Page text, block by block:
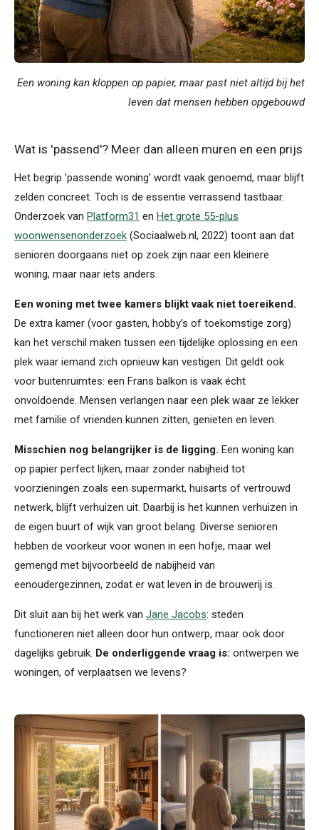
Een woning kan kloppen op papier, maar past niet altijd bij het
leven dat mensen hebben opgebouwd
Wat is 'passend'? Meer dan alleen muren en een prijs
Het begrip 'passende woning' wordt vaak genoemd, maar blijft
zelden concreet. Toch is de essentie verrassend tastbaar.
Onderzoek van Platform31 en Het grote 55-plus
woonwensenonderzoek (Sociaalweb.nl, 2022) toont aan dat
senioren doorgaans niet op zoek zijn naar een kleinere
woning, maar naar iets anders.
Een woning met twee kamers blijkt vaak niet toereikend.
De extra kamer (voor gasten, hobby’s of toekomstige zorg)
kan het verschil maken tussen een tijdelijke oplossing en een
plek waar iemand zich opnieuw kan vestigen. Dit geldt ook
voor buitenruimtes: een Frans balkon is vaak écht
onvoldoende. Mensen verlangen naar een plek waar ze lekker
met familie of vrienden kunnen zitten, genieten en leven.
Misschien nog belangrijker is de ligging. Een woning kan
op papier perfect lijken, maar zonder nabijheid tot
voorzieningen zoals een supermarkt, huisarts of vertrouwd
netwerk, blijft verhuizen uit. Daarbij is het kunnen verhuizen in
de eigen buurt of wijk van groot belang. Diverse senioren
hebben de voorkeur voor wonen in een hofje, maar wel
gemengd met bijvoorbeeld de nabijheid van
eenoudergezinnen, zodat er wat leven in de brouwerij is.
Dit sluit aan bij het werk van Jane Jacobs: steden
functioneren niet alleen door hun ontwerp, maar ook door
dagelijks gebruik. De onderliggende vraag is: ontwerpen we
woningen, of verplaatsen we levens?